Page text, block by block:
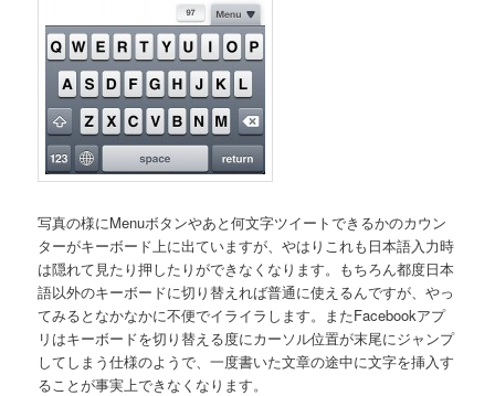
写真の様にMenuボタンやあと何文字ツイートできるかのカウン
ターがキーボード上に出ていますが、やはりこれも日本語入力時
は隠れて見たり押したりができなくなります。もちろん都度日本
語以外のキーボードに切り替えれば普通に使えるんですが、やっ
てみるとなかなかに不便でイライラします。またFacebookアプ
リはキーボードを切り替える度にカーソル位置が末尾にジャンプ
してしまう仕様のようで、一度書いた文章の途中に文字を挿入す
ることが事実上できなくなります。